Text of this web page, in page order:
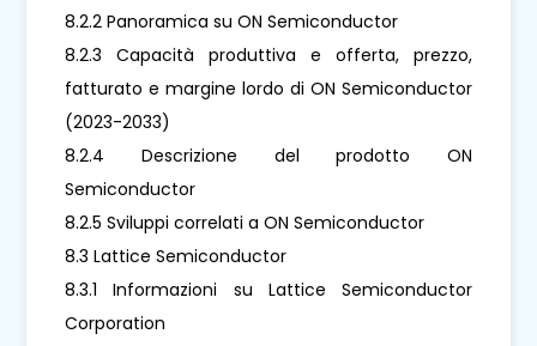
8.2.2 Panoramica su ON Semiconductor
8.2.3 Capacità produttiva e offerta, prezzo,
fatturato e margine lordo di ON Semiconductor
(2023-2033)
8.2.4 Descrizione del prodotto ON
Semiconductor
8.2.5 Sviluppi correlati a ON Semiconductor
8.3 Lattice Semiconductor
8.3.1 Informazioni su Lattice Semiconductor
Corporation